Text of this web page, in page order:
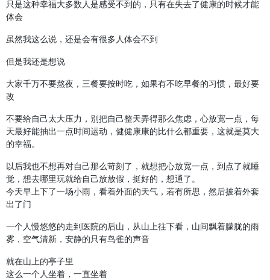
只是这种幸福大多数人是感受不到的，只有在失去了健康的时候才能
体会
虽然我这么说，还是会有很多人体会不到
但是我还是想说
大家千万不要熬夜，三餐要按时吃，如果有不吃早餐的习惯，最好要
改
不要给自己太大压力，别把自己整天弄得那么焦虑，心放宽一点，每
天最好能抽出一点时间运动，健健康康的比什么都重要，这就是莫大
的幸福。
以后我也不想再对自己那么苛刻了，就想把心放宽一点，到点了就睡
觉，想去哪里玩就给自己放放假，挺好的，想通了。
今天早上下了一场小雨，看着外面的天气，若有所思，然后披着外套
出了门
一个人慢悠悠的走到医院的后山，从山上往下看，山间飘着朦胧的雨
雾，空气清新，安静的只有鸟雀的声音
就在山上的亭子里
这么一个人坐着，一直坐着